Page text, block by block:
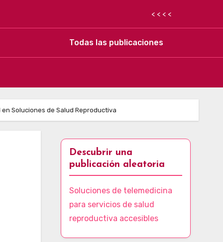
< < < <
Todas las publicaciones
Soluciones de Salud Reproductiva
Descubrir una
publicación aleatoria
Soluciones de telemedicina
para servicios de salud
reproductiva accesibles